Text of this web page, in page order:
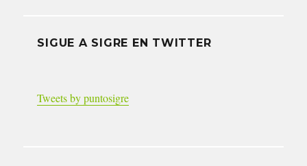
SIGUE A SIGRE EN TWITTER
Tweets by puntosigre